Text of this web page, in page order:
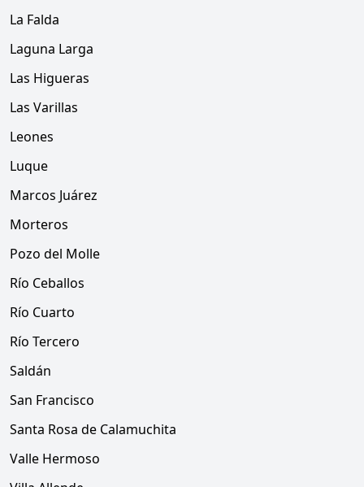
La Falda
Laguna Larga
Las Higueras
Las Varillas
Leones
Luque
Marcos Juárez
Morteros
Pozo del Molle
Río Ceballos
Río Cuarto
Río Tercero
Saldán
San Francisco
Santa Rosa de Calamuchita
Valle Hermoso